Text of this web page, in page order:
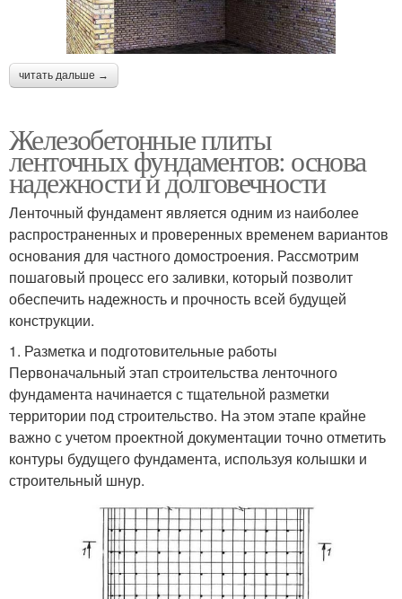
читать дальше →
Железобетонные плиты
ленточных фундаментов: основа
надежности и долговечности
Ленточный фундамент является одним из наиболее
распространенных и проверенных временем вариантов
основания для частного домостроения. Рассмотрим
пошаговый процесс его заливки, который позволит
обеспечить надежность и прочность всей будущей
конструкции.
1. Разметка и подготовительные работы
Первоначальный этап строительства ленточного
фундамента начинается с тщательной разметки
территории под строительство. На этом этапе крайне
важно с учетом проектной документации точно отметить
контуры будущего фундамента, используя колышки и
строительный шнур.